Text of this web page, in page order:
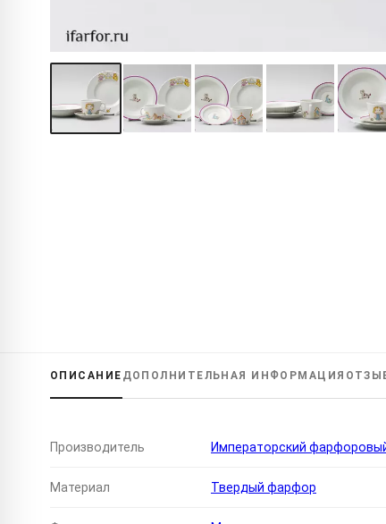
ОПИСАНИЕ ДОПОЛНИТЕЛЬНАЯ ИНФОРМАЦИЯ
Производитель Императорский
Материал Твердый фарфор